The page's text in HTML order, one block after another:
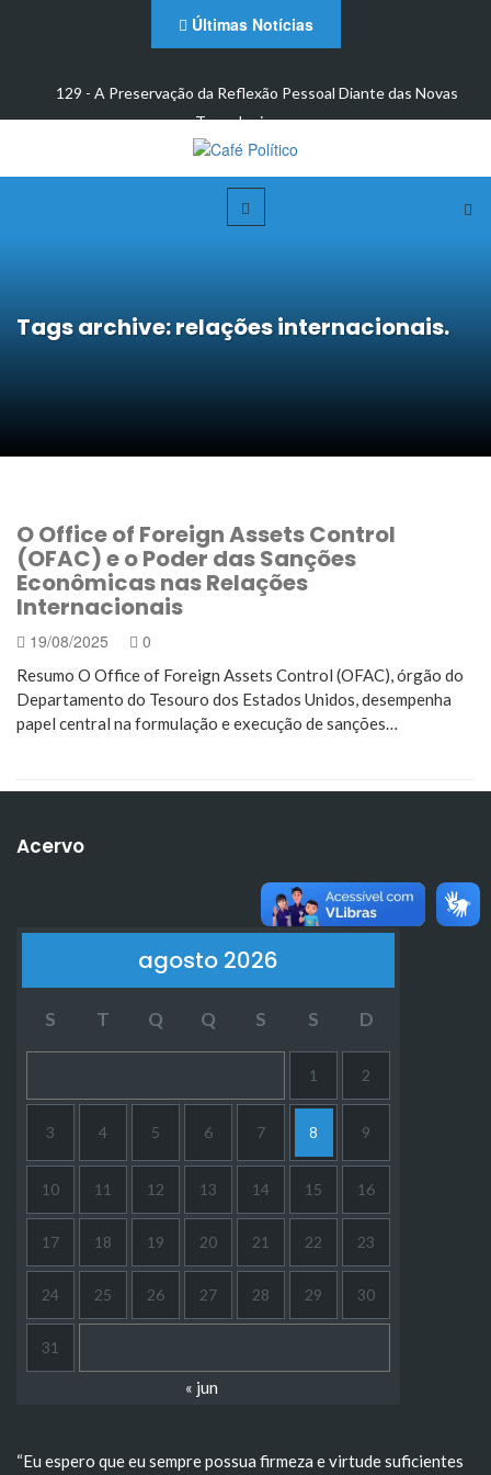
Últimas Notícias
129 - A Preservação da Reflexão Pessoal Diante das Novas
Tecnologias: um…
Tags archive: relações internacionais.
O Office of Foreign Assets Control
(OFAC) e o Poder das Sanções
Econômicas nas Relações
Internacionais
19/08/2025 0
Resumo O Office of Foreign Assets Control (OFAC), órgão do
Departamento do Tesouro dos Estados Unidos, desempenha
papel central na formulação e execução de sanções…
Acervo
agosto 2026
S T Q Q S S D
1 2
3 4 5 6 7 8 9
10 11 12 13 14 15 16
17 18 19 20 21 22 23
24 25 26 27 28 29 30
31
« jun
“Eu espero que eu sempre possua firmeza e virtude suficientes